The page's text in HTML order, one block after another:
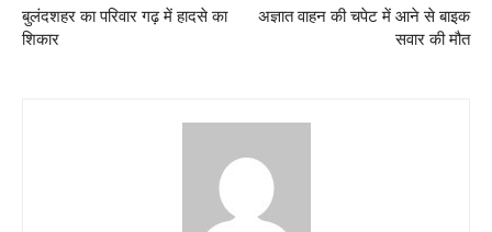
बुलंदशहर का परिवार गढ़ में हादसे का
शिकार
अज्ञात वाहन की चपेट में आने से बाइक
सवार की मौत